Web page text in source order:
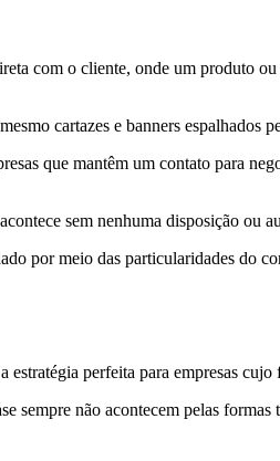
com o cliente, onde um produto
cartazes e banners espalhados
que mantêm um contato para
sem nenhuma disposição ou
por meio das particularidades do
perfeita para empresas
sempre não acontecem pelas